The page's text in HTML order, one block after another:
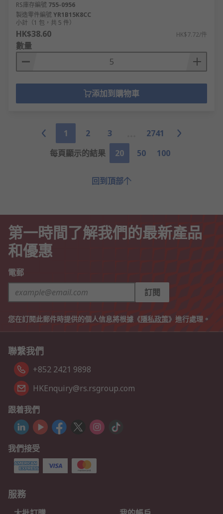
RS庫存編號 755-0956
製造零件編號YR1B15K8CC
小計（1 包，共 5 件）
HK$38.60 HK$7.72/件
數量
添加到購物車
1 2 3
2741
每頁顯示的結果
20 50 100
回到頂部
第一時間了解我們的最新產品
和優惠
電郵
訂閱
您在訂閱此郵件時提供的個人信息將根據《隱私政策》進行處理。
聯繫我們
+852 2421 9898
HKEnquiry@rs.rsgroup.com
跟着我們
我們接受
服務